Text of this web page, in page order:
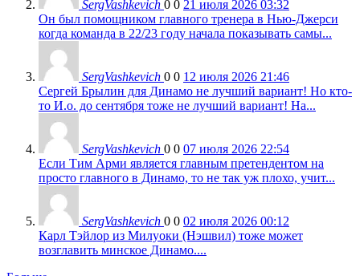
SergVashkevich 0 0 21 июля 2026 03:32
Он был помощником главного тренера в Нью-Джерси
когда команда в 22/23 году начала показывать самы...
SergVashkevich 0 0 12 июля 2026 21:46
Сергей Брылин для Динамо не лучший вариант! Но кто-
то И.о. до сентября тоже не лучший вариант! На...
SergVashkevich 0 0 07 июля 2026 22:54
Если Тим Арми является главным претендентом на
просто главного в Динамо, то не так уж плохо, учит...
SergVashkevich 0 0 02 июля 2026 00:12
Карл Тэйлор из Милуоки (Нэшвил) тоже может
возглавить минское Динамо....